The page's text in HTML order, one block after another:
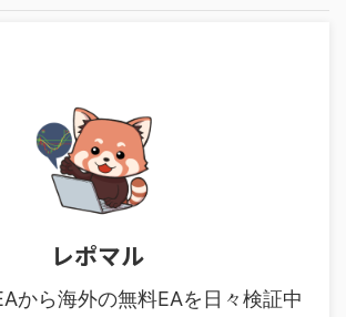
レポマル
から海外の無料EAを日々検証中